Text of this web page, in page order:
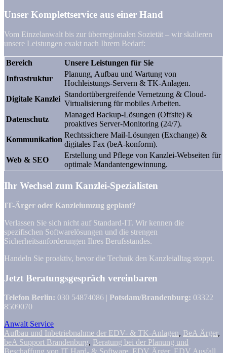
Unser Komplettservice aus einer Hand
Vom Einzelanwalt bis zur überregionalen Sozietät – wir skalieren
unsere Leistungen exakt nach Ihrem Bedarf:
Bereich
Unsere Leistungen für Sie
Infrastruktur
Planung, Aufbau und Wartung von
Hochleistungs-Servern & TK-Anlagen.
Digitale Kanzlei
Standortübergreifende Vernetzung & Cloud-
Virtualisierung für mobiles Arbeiten.
Datenschutz
Managed Backup-Lösungen (Offsite) &
proaktives Server-Monitoring (24/7).
Kommunikation
Rechtssichere Mail-Lösungen (Exchange) &
digitales Fax (beA-konform).
Web & SEO
Erstellung und Pflege von Kanzlei-Webseiten für
optimale Mandantengewinnung.
Ihr Wechsel zum Kanzlei-Spezialisten
IT-Ärger oder Kanzleiumzug geplant?
Verlassen Sie sich nicht auf Standard-IT. Wir kennen die
spezifischen Softwarelösungen und die strengen
Sicherheitsanforderungen Ihres Berufsstandes.
Handeln Sie proaktiv, bevor die Technik den Kanzleialltag stoppt.
Jetzt Beratungsgespräch vereinbaren
Telefon Berlin: 030 54874086 | Potsdam/Brandenburg: 03322
8509070
Anwalt Service
Aufbau und Inbetriebnahme der EDV- & TK-Anlagen, BeA Ärger,
beA Support Brandenburg, Beratung bei der Planung und